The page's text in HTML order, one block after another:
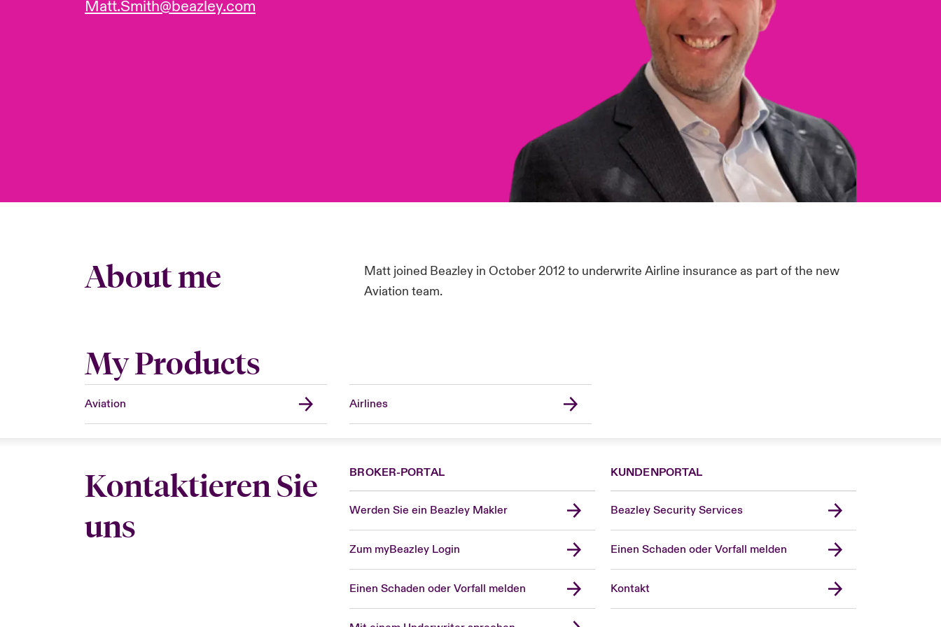
Matt.Smith@beazley.com
About me
Matt joined Beazley in October 2012 to underwrite Airline insurance as part of the new
Aviation team.
My Products
Aviation Airlines
Kontaktieren Sie
uns
BROKER-PORTAL
Werden Sie ein Beazley Makler
Zum myBeazley Login
Einen Schaden oder Vorfall melden
KUNDENPORTAL
Beazley Security Services
Einen Schaden oder Vorfall melden
KontaktUnited Kingdom